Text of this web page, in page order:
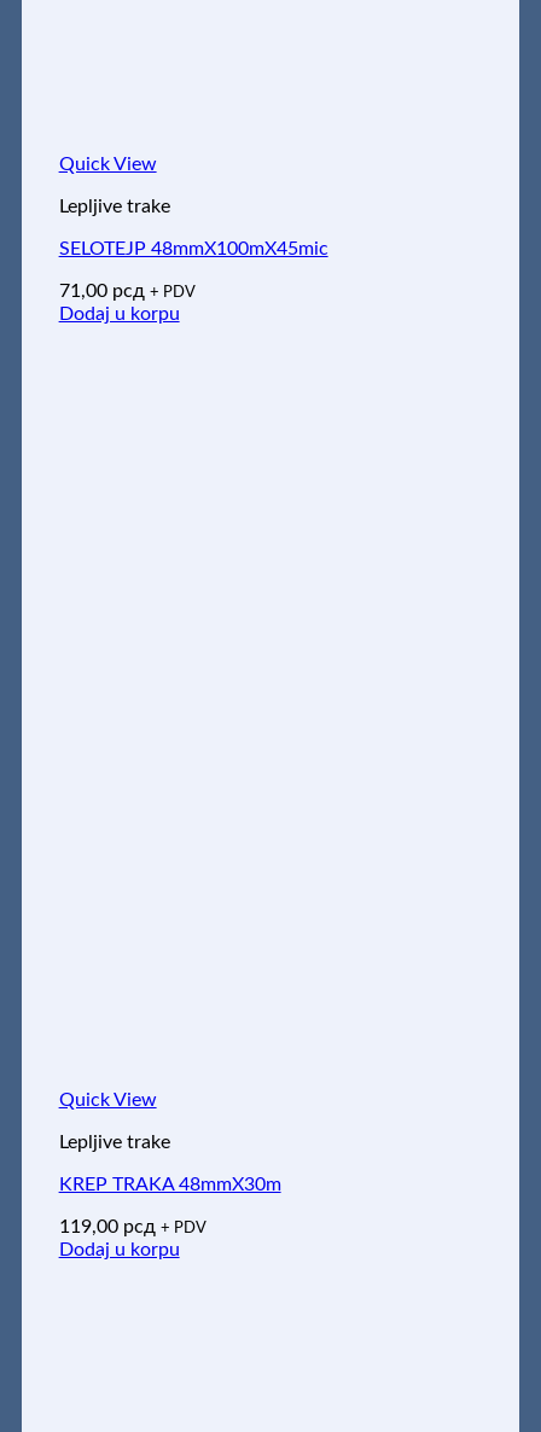
Quick View
Lepljive trake
SELOTEJP 48mmX100mX45mic
71,00 рсд + PDV
Dodaj u korpu
Quick View
Lepljive trake
KREP TRAKA 48mmX30m
119,00 рсд + PDV
Dodaj u korpu